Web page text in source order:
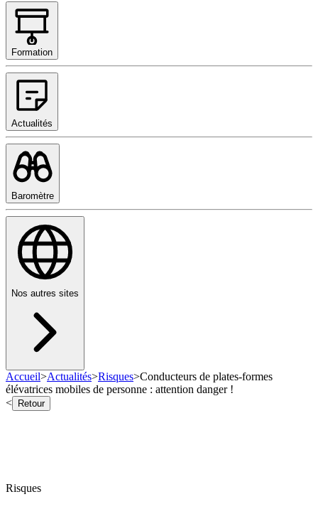
Formation
Actualités
Baromètre
Nos autres sites
Accueil>Actualités>Risques>Conducteurs de plates-formes
élévatrices mobiles de personne : attention danger !
<
Retour
Risques